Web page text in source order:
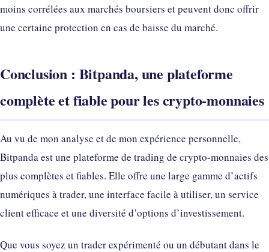
moins corrélées aux marchés boursiers et peuvent donc offrir
une certaine protection en cas de baisse du marché.
Conclusion : Bitpanda, une plateforme
complète et fiable pour les crypto-monnaies
Au vu de mon analyse et de mon expérience personnelle,
Bitpanda est une plateforme de trading de crypto-monnaies des
plus complètes et fiables. Elle offre une large gamme d’actifs
numériques à trader, une interface facile à utiliser, un service
client efficace et une diversité d’options d’investissement.
Que vous soyez un trader expérimenté ou un débutant dans le